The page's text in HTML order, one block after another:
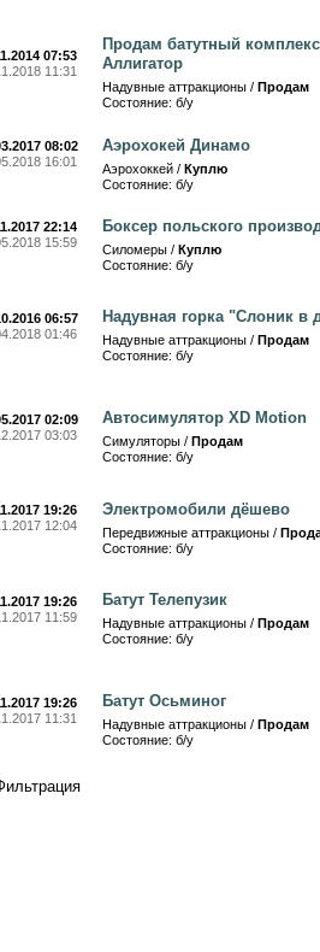
07:53
11:31
Продам батутный комплекс
Аллигатор
Надувные аттракционы / Продам
Состояние: б/у
08:02
16:01
Аэрохокей Динамо
Аэрохоккей / Куплю
Состояние: б/у
22:14
15:59
Боксер польского
Силомеры / Куплю
Состояние: б/у
06:57
01:46
Надувная горка "Слоник в
Надувные аттракционы / Продам
Состояние: б/у
02:09
03:03
Автосимулятор XD Motion
Симуляторы / Продам
Состояние: б/у
19:26
12:04
Электромобили дёшево
Передвижные аттракционы /
Состояние: б/у
19:26
11:59
Батут Телепузик
Надувные аттракционы / Продам
Состояние: б/у
19:26
11:31
Батут Осьминог
Надувные аттракционы / Продам
Состояние: б/у